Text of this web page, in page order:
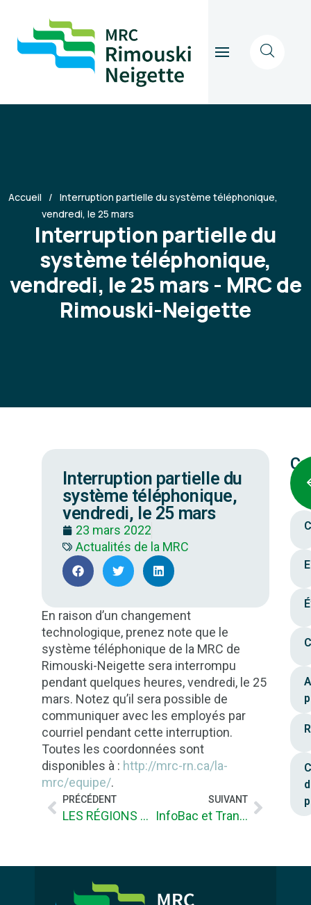
Accueil
Interruption partielle du système téléphonique,
vendredi, le 25 mars
Interruption partielle du
système téléphonique,
vendredi, le 25 mars - MRC de
Rimouski-Neigette
Interruption partielle du
système téléphonique,
vendredi, le 25 mars
23 mars 2022
Actualités de la MRC
En raison d’un changement
technologique, prenez note que le
système téléphonique de la MRC de
Rimouski-Neigette sera interrompu
pendant quelques heures, vendredi, le 25
mars. Notez qu’il sera possible de
communiquer avec les employés par
courriel pendant cette interruption.
Toutes les coordonnées sont
disponibles à : http://mrc-rn.ca/la-
mrc/equipe/.
PRÉCÉDENT
LES RÉGIONS ONT CHANGÉ, LE GOUVERNEMENT DOIT S’ADAPTER
SUIVANT
InfoBac et Transport collectif : interruption partielle du système téléphonique, vendredi, le 1er avril